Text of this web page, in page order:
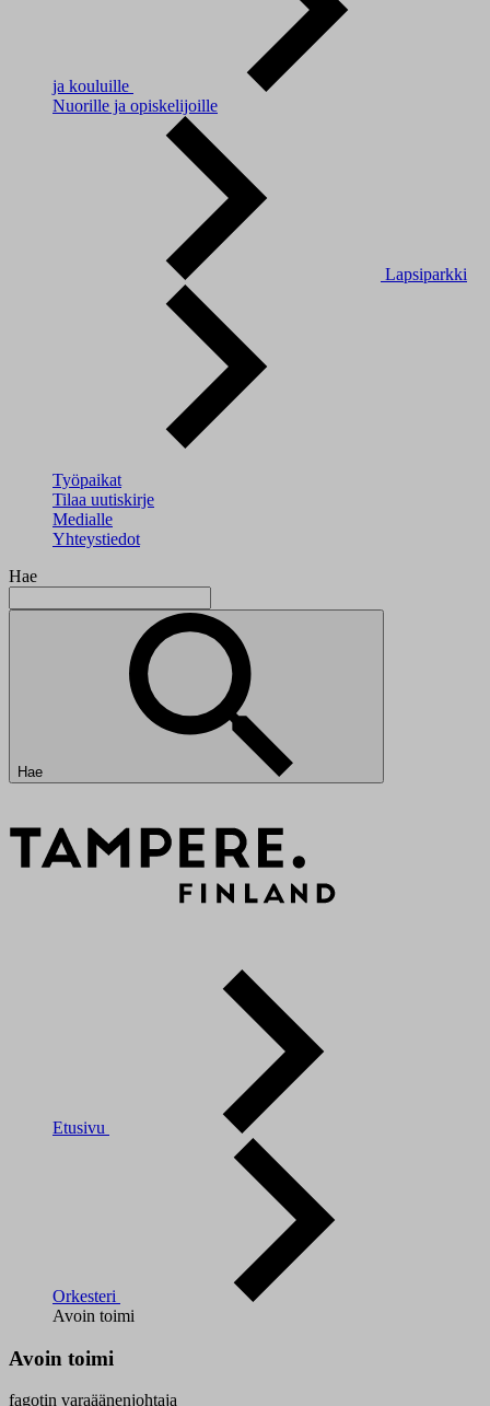
ja kouluille
Nuorille ja opiskelijoille
Lapsiparkki
Työpaikat
Tilaa uutiskirje
Medialle
Yhteystiedot
Hae
Hae
Etusivu
Orkesteri
Avoin toimi
Avoin toimi
fagotin varaäänenjohtaja